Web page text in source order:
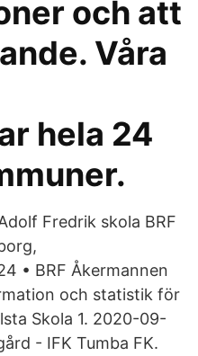
och att
Våra
hela 24
Fredrik skola BRF
• BRF Åkermannen
och statistik för
Skola 1. 2020-09-
- IFK Tumba FK.